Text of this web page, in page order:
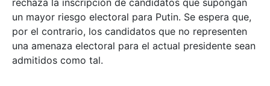
un mayor riesgo electoral para Putin. Se espera que,
por el contrario, los candidatos que no representen
una amenaza electoral para el actual presidente sean
admitidos como tal.